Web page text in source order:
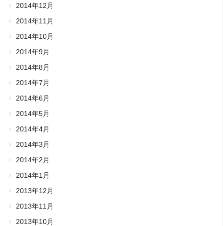
2014年12月
2014年11月
2014年10月
2014年9月
2014年8月
2014年7月
2014年6月
2014年5月
2014年4月
2014年3月
2014年2月
2014年1月
2013年12月
2013年11月
2013年10月